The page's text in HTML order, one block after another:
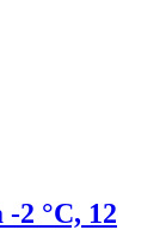
2 °C, 12